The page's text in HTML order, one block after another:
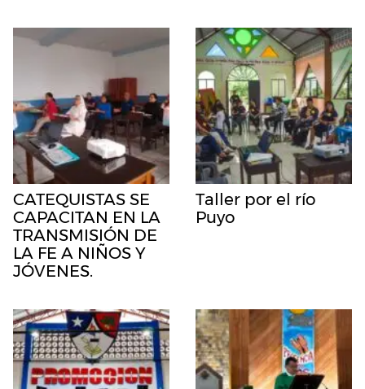
CATEQUISTAS SE
CAPACITAN EN LA
TRANSMISIÓN DE
LA FE A NIÑOS Y
JÓVENES.
Taller por el río
Puyo